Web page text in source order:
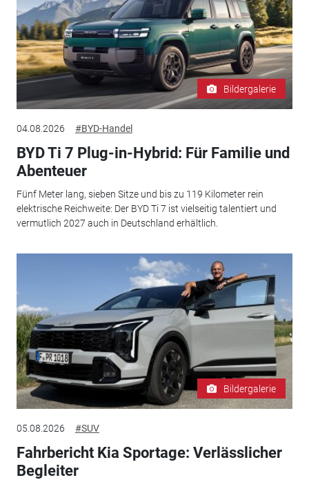
Bildergalerie
04.08.2026 #BYD-Handel
BYD Ti 7 Plug-in-Hybrid: Für Familie und
Abenteuer
Fünf Meter lang, sieben Sitze und bis zu 119 Kilometer rein
elektrische Reichweite: Der BYD Ti 7 ist vielseitig talentiert und
vermutlich 2027 auch in Deutschland erhältlich.
Bildergalerie
05.08.2026 #SUV
Fahrbericht Kia Sportage: Verlässlicher
Begleiter